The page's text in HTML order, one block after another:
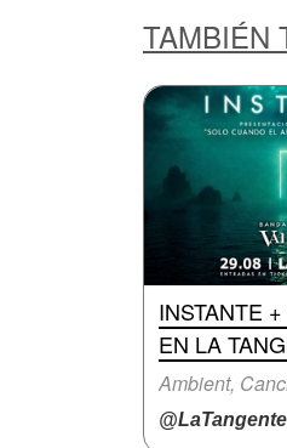
TAMBIÉN
INSTANTE
EN LA
Ambient,
@LaTangente